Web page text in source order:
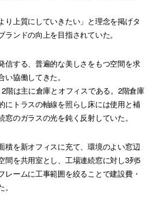
り上質にしていきたい」と理念を掲げタ
ンドの向上を目指されていた。
信する、普遍的な美しさをもつ空間を求
協働してきた。
階は主に倉庫とオフィスである。2階倉庫
にトラスの軸線を照らし床には使用と補
のガラスの光を鈍く反射していた。
積を新オフィスに充て、環境のよい窓辺
間を共用室とし、工場連続窓に対し3列5
レームに工事範囲を絞ることで建設費・